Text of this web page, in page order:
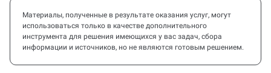
Материалы, полученные в результате оказания услуг, могут
использоваться только в качестве дополнительного
инструмента для решения имеющихся у вас задач, сбора
информации и источников, но не являются готовым решением.